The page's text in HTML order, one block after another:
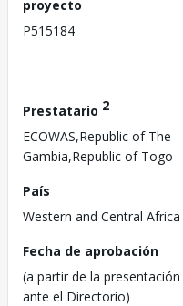
proyecto
P515184
Prestatario 2
ECOWAS,Republic of The
Gambia,Republic of Togo
País
Western and Central Africa
Fecha de aprobación
(a partir de la presentación
ante el Directorio)